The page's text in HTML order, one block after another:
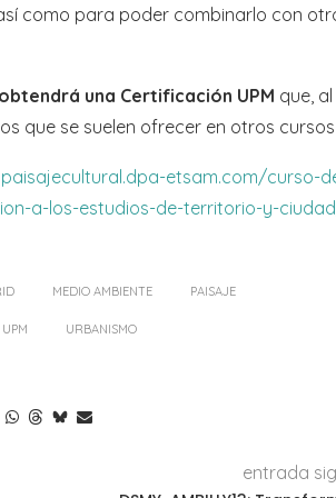
como para poder combinarlo con
una Certificación UPM que,
que se suelen ofrecer en otros cursos
etsam.com/curso-
a-los-estudios-de-territorio-y-
MEDIO AMBIENTE PAISAJE
UPM URBANISMO
entrada